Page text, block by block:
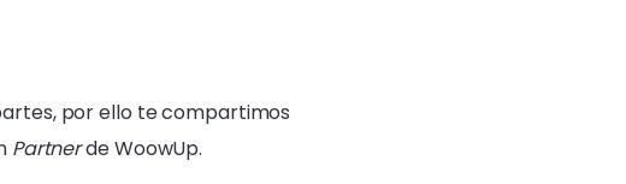
por ello te compartimos
Partnerde WoowUp.